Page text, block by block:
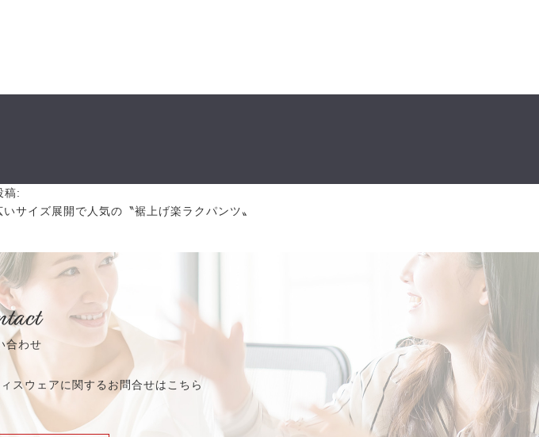
稿:
サイズ展開で人気の〝裾上げ楽ラクパンツ〟
合わせ
スウェアに関するお問合せはこちら